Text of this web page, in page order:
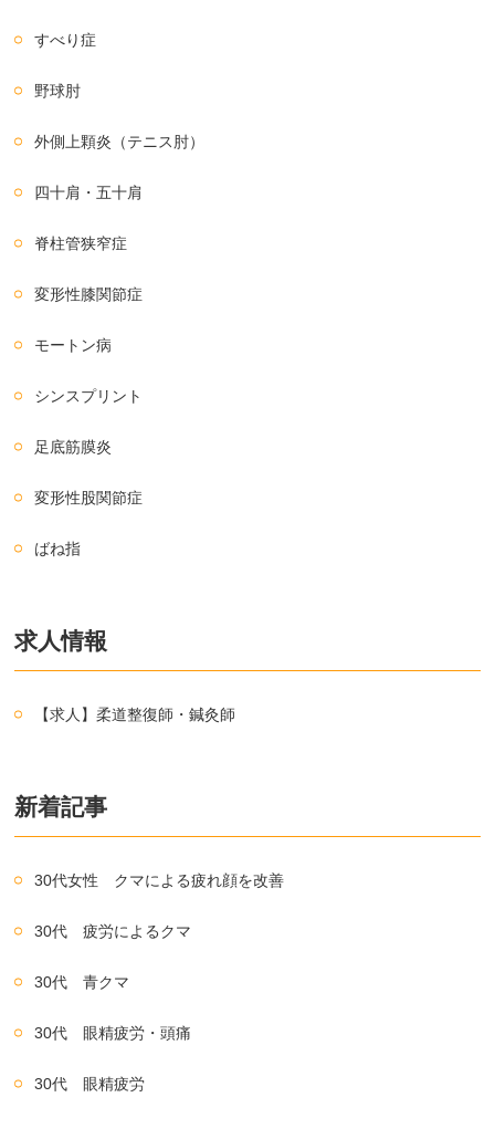
すべり症
野球肘
外側上顆炎（テニス肘）
四十肩・五十肩
脊柱管狭窄症
変形性膝関節症
モートン病
シンスプリント
足底筋膜炎
変形性股関節症
ばね指
求人情報
【求人】柔道整復師・鍼灸師
新着記事
30代女性 クマによる疲れ顔を改善
30代 疲労によるクマ
30代 青クマ
30代 眼精疲労・頭痛
30代 眼精疲労